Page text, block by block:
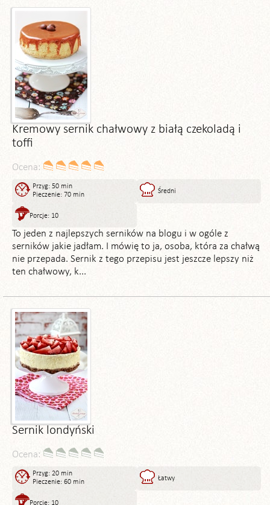
Kremowy sernik chałwowy z białą czekoladą i
toffi
Ocena:
Przyg: 50 min
Pieczenie: 70 min
Średni
Porcje: 10
To jeden z najlepszych serników na blogu i w ogóle z
serników jakie jadłam. I mówię to ja, osoba, która za chałwą
nie przepada. Sernik z tego przepisu jest jeszcze lepszy niż
ten chałwowy, k...
Sernik londyński
Ocena:
Przyg: 20 min
Pieczenie: 60 min
Łatwy
Porcje: 10